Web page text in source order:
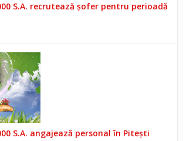
S.A. recrutează șofer pentru perioadă
S.A. angajează personal în Pitești